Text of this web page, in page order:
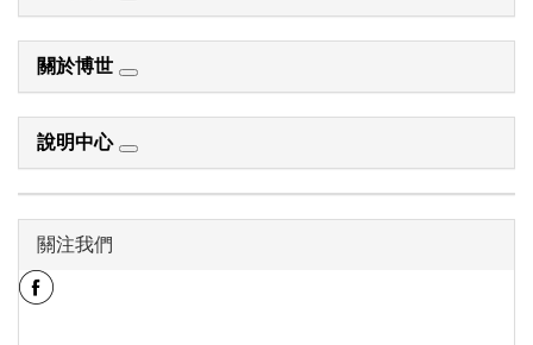
關於博世
說明中心
關注我們